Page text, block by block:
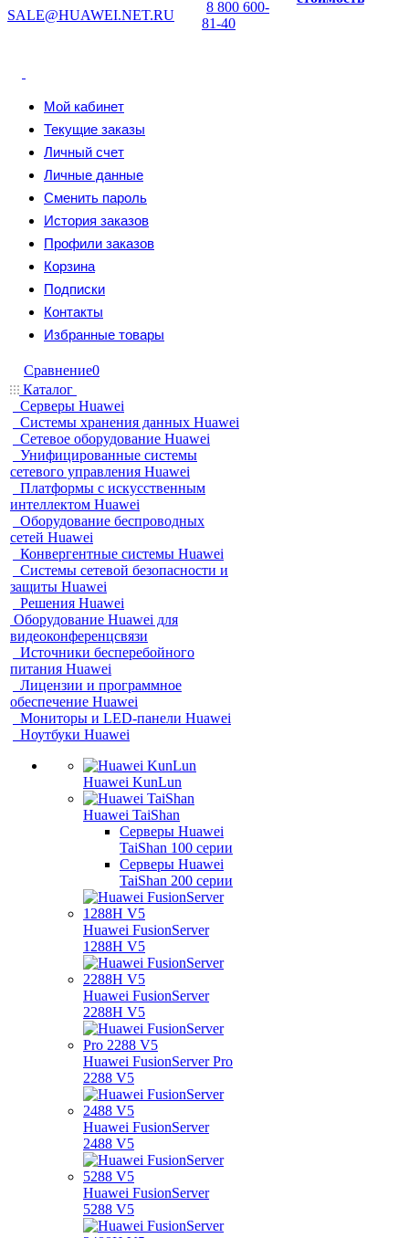
SALE@HUAWEI.NET.RU
8 800 600-
81-40
Мой кабинет
Текущие заказы
Личный счет
Личные данные
Сменить пароль
История заказов
Профили заказов
Корзина
Подписки
Контакты
Избранные товары
Сравнение0
Каталог
Серверы Huawei
Системы хранения данных Huawei
Сетевое оборудование Huawei
Унифицированные системы
сетевого управления Huawei
Платформы с искусственным
интеллектом Huawei
Оборудование беспроводных
сетей Huawei
Конвергентные системы Huawei
Системы сетевой безопасности и
защиты Huawei
Решения Huawei
Оборудование Huawei для
видеоконференцсвязи
Источники бесперебойного
питания Huawei
Лицензии и программное
обеспечение Huawei
Мониторы и LED-панели Huawei
Ноутбуки Huawei
Huawei KunLun
Huawei TaiShan
Серверы Huawei
TaiShan 100 серии
Серверы Huawei
TaiShan 200 серии
Huawei FusionServer
1288H V5
Huawei FusionServer
2288H V5
Huawei FusionServer Pro
2288 V5
Huawei FusionServer
2488 V5
Huawei FusionServer
5288 V5